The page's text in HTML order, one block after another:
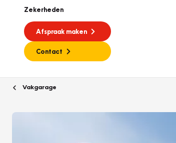
Zekerheden
Afspraak maken
Contact
Vakgarage